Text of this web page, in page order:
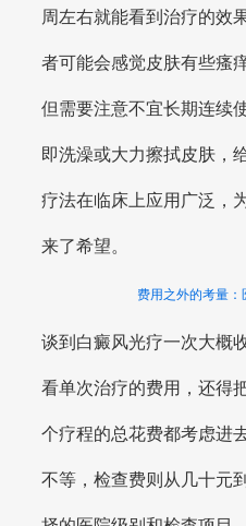
周左右就能看到治疗的效
者可能会感觉皮肤有些瘙
但需要注意不宜长期连续
即洗澡或大力擦拭皮肤，
疗法在临床上应用广泛，
来了希望。
费用之外的考量
谈到白癜风光疗一次大概
看单次治疗的费用，还得
个疗程的总花费都考虑进
不等，检查费则从几十元